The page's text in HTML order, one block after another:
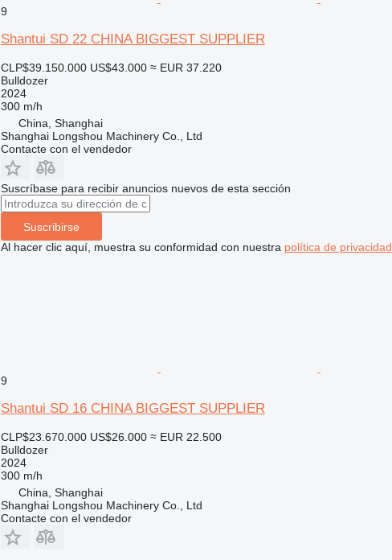
9
Shantui SD 22 CHINA BIGGEST SUPPLIER
CLP$39.150.000 US$43.000 ≈ EUR 37.220
Bulldozer
2024
300 m/h
China, Shanghai
Shanghai Longshou Machinery Co., Ltd
Contacte con el vendedor
Suscríbase para recibir anuncios nuevos de esta sección
Suscribirse
Al hacer clic aquí, muestra su conformidad con nuestra política de privacidad
9
Shantui SD 16 CHINA BIGGEST SUPPLIER
CLP$23.670.000 US$26.000 ≈ EUR 22.500
Bulldozer
2024
300 m/h
China, Shanghai
Shanghai Longshou Machinery Co., Ltd
Contacte con el vendedor